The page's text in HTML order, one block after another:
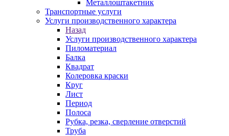
Металлоштакетник
Транспортные услуги
Услуги производственного характера
Назад
Услуги производственного характера
Пиломатериал
Балка
Квадрат
Колеровка краски
Круг
Лист
Период
Полоса
Рубка, резка, сверление отверстий
Труба